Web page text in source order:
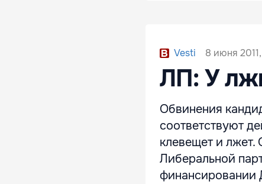
Vesti 8 июня
ЛП: У
Обвинения
соответствуют
клевещет и лжет.
Либеральной
финансировании